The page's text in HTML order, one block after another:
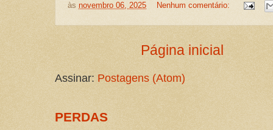
às novembro 06, 2025 Nenhum comentário:
Página inicial
Assinar: Postagens (Atom)
PERDAS